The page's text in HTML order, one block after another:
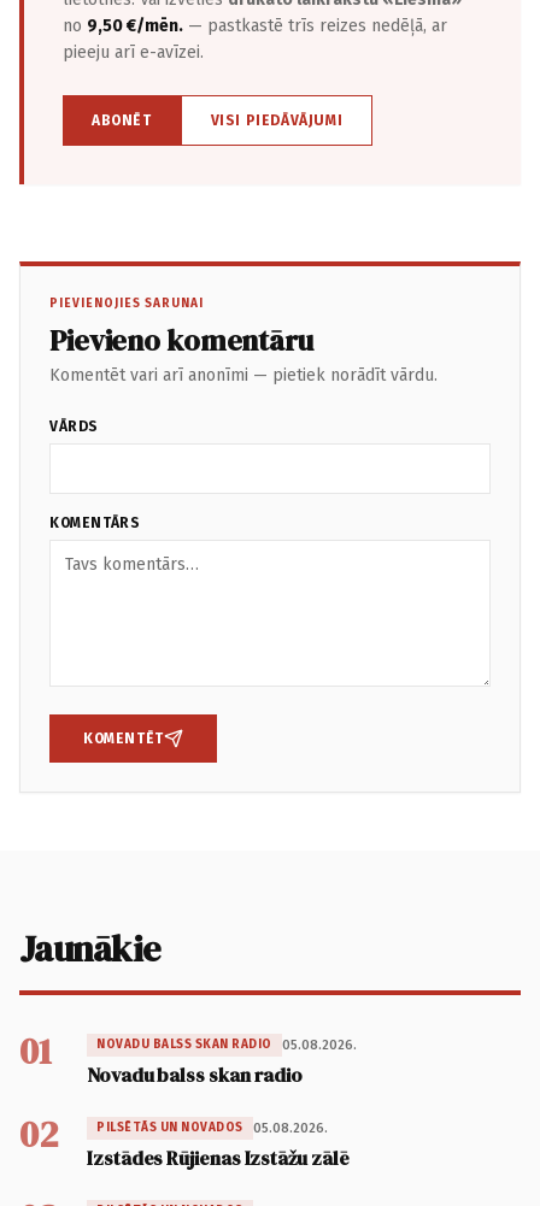
no 9,50 €/mēn. — pastkastē trīs reizes nedēļā, ar
pieeju arī e-avīzei.
ABONĒT VISI PIEDĀVĀJUMI
PIEVIENOJIES SARUNAI
Pievieno komentāru
Komentēt vari arī anonīmi — pietiek norādīt vārdu.
VĀRDS
KOMENTĀRS
KOMENTĒT
Jaunākie
01 NOVADU BALSS SKAN RADIO 05.08.2026.
Novadu balss skan radio
02 PILSĒTĀS UN NOVADOS 05.08.2026.
Izstādes Rūjienas Izstāžu zālē